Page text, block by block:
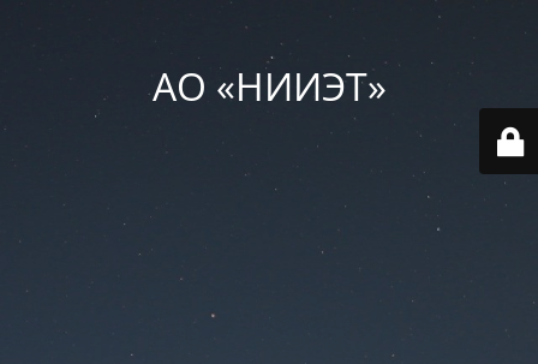
АО «НИИЭТ»